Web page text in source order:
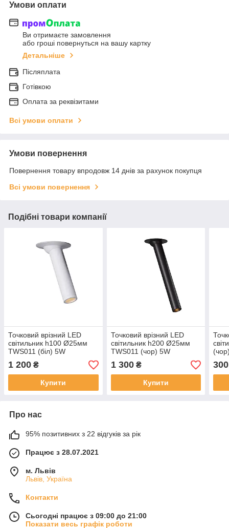
Умови оплати
Ви отримаєте замовлення
або гроші повернуться на вашу картку
Детальніше
Післяплата
Готівкою
Оплата за реквізитами
Всі умови оплати
Умови повернення
Повернення товару впродовж 14 днів за рахунок покупця
Всі умови повернення
Подібні товари компанії
Точковий врізний LED
світильник h100 Ø25мм
TWS011 (біл) 5W
1 200 ₴
Купити
Точковий врізний LED
світильник h200 Ø25мм
TWS011 (чор) 5W
1 300₴
Купити
300
Про нас
95% позитивних з 22 відгуків за рік
Працює з 28.07.2021
м. Львів
Львів, Україна
Контакти
Сьогодні працює з 09:00 до 21:00
Показати весь графік роботи